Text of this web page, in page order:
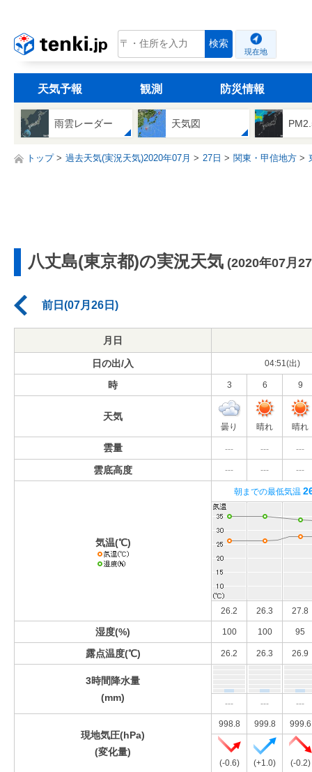
tenki.jp 検索
現在地
天気予報 観測 防災情報
雨雲レーダー 天気図
トップ 過去天気(実況天気)2020年07月 27日 関東・甲信地方
八丈島(東京都)の実況天気 (2020年07月
前日(07月26日)
月日
日の出/入 04:51(出)
時 3 6 9
天気
曇り 晴れ 晴れ
雲量 --- --- ---
雲底高度 --- --- ---
気温(℃)
朝までの最低気温
26.2 26.3 27.8
湿度(%) 100 100 95
露点温度(℃) 26.2 26.3 26.9
3時間降水量
(mm)
--- --- ---
現地気圧(hPa)
(変化量)
998.8 999.8 999.6
(-0.6) (+1.0) (-0.2)